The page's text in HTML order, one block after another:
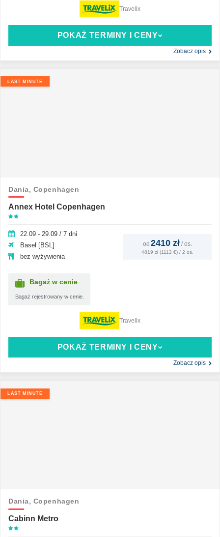
POKAŻ TERMINY I CENY
Zobacz opis
Travelix
LAST MINUTE
Dania, Copenhagen
Annex Hotel Copenhagen
22.09 - 29.09 / 7 dni
Basel [BSL]
bez wyżywienia
Bagaż w cenie
Bagaż rejestrowany w cenie.
od 2410 zł / os.
4819 zł (1112 €) / 2 os.
POKAŻ TERMINY I CENY
Zobacz opis
Travelix
LAST MINUTE
Dania, Copenhagen
Cabinn Metro